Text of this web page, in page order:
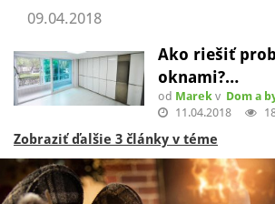
09.04.2018
Ako riešiť
oknami?…
od Marek v Dom a
11.04.2018
Zobraziť ďalšie 3 články v téme